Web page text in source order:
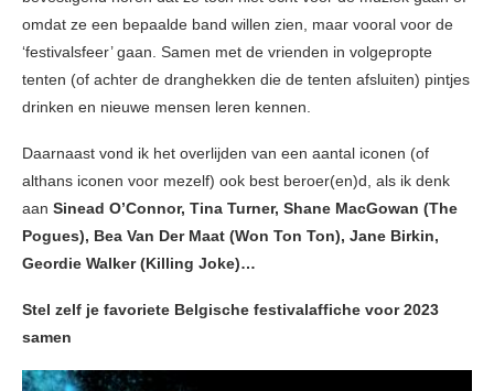
omdat ze een bepaalde band willen zien, maar vooral voor de
‘festivalsfeer’ gaan. Samen met de vrienden in volgepropte
tenten (of achter de dranghekken die de tenten afsluiten) pintjes
drinken en nieuwe mensen leren kennen.
Daarnaast vond ik het overlijden van een aantal iconen (of
althans iconen voor mezelf) ook best beroer(en)d, als ik denk
aan Sinead O’Connor, Tina Turner, Shane MacGowan (The
Pogues), Bea Van Der Maat (Won Ton Ton), Jane Birkin,
Geordie Walker (Killing Joke)…
Stel zelf je favoriete Belgische festivalaffiche voor 2023
samen